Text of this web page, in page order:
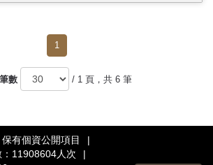
1
數 / 1 頁，共 6 筆
保有個資公開項目
|
11908604人次
|